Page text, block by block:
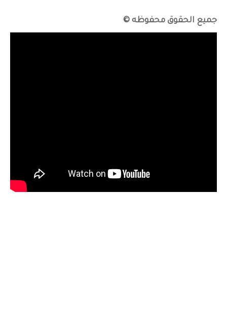
جميع الحقوق محفوظه ©